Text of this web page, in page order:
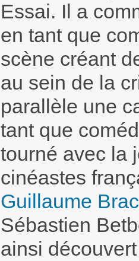
Essai. Il a
en tant que
scène créant
au sein de la
parallèle une
tant que
tourné avec la
cinéastes
Guillaume Brac
Sébastien
ainsi